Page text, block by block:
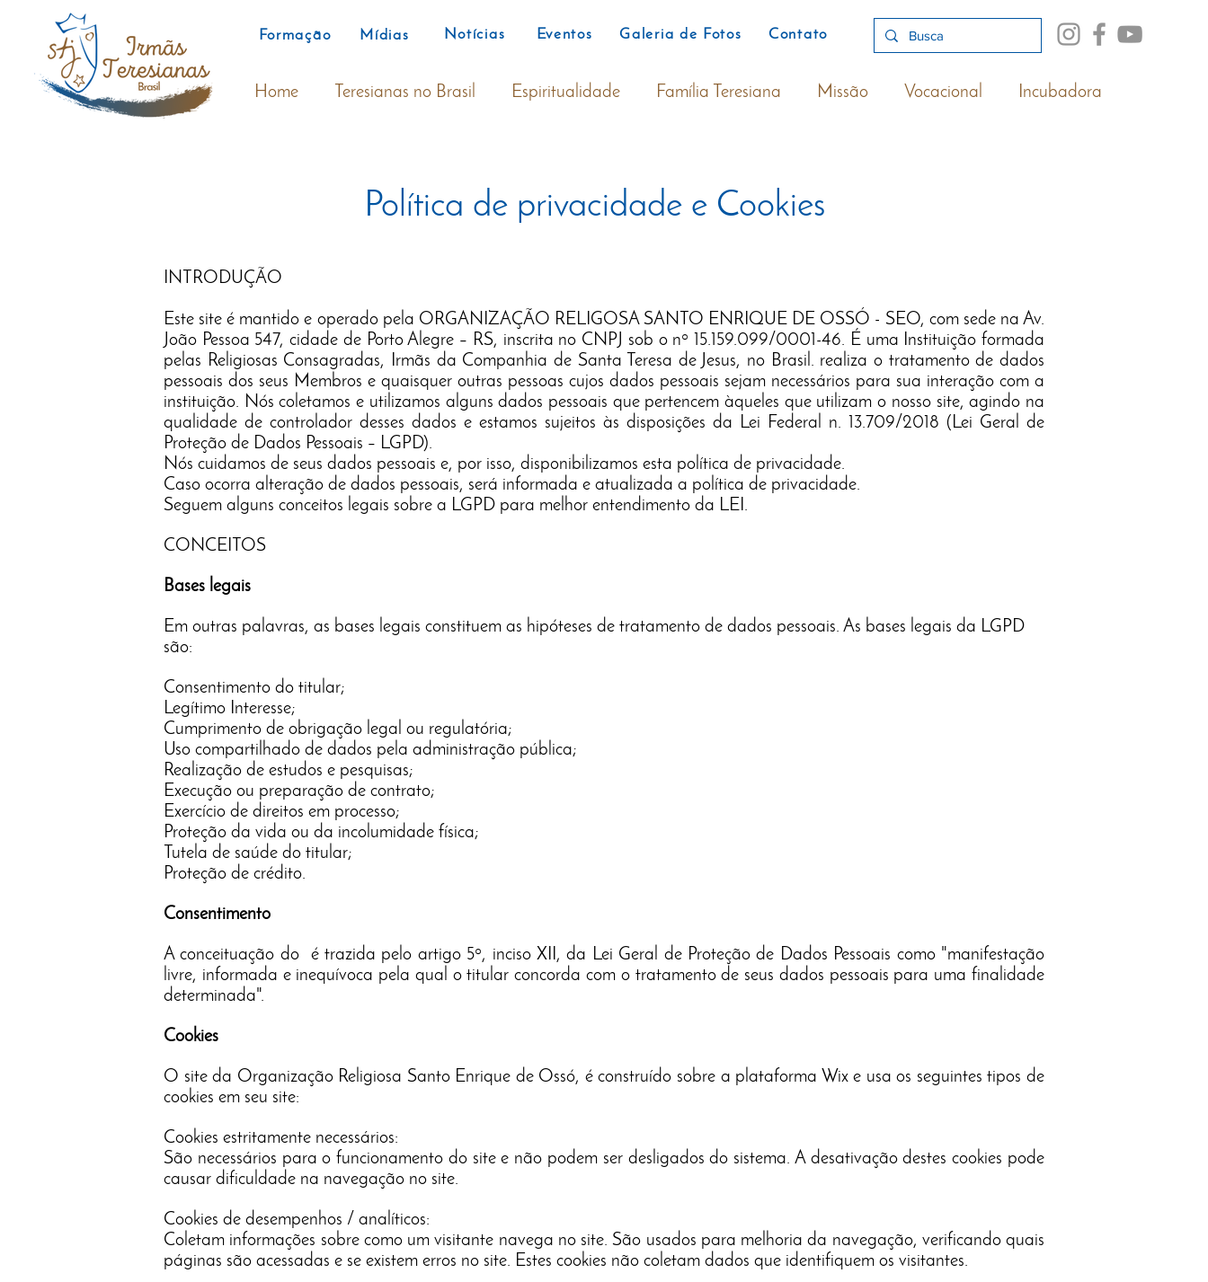
Formação Mídias Notícias Eventos Contato
Home Teresianas no Brasil Espiritualidade Família Teresiana Missão Vocacional Incubadora
Galeria de Fotos
Política de privacidade e Cookies
INTRODUÇÃO
Este site é mantido e operado pela ORGANIZAÇÃO RELIGOSA SANTO ENRIQUE DE OSSÓ - SEO, com sede na Av.
João Pessoa 547, cidade de Porto Alegre – RS, inscrita no CNPJ sob o nº 15.159.099/0001-46. É uma Instituição formada
pelas Religiosas Consagradas, Irmãs da Companhia de Santa Teresa de Jesus, no Brasil. realiza o tratamento de dados
pessoais dos seus Membros e quaisquer outras pessoas cujos dados pessoais sejam necessários para sua interação com a
instituição. Nós coletamos e utilizamos alguns dados pessoais que pertencem àqueles que utilizam o nosso site, agindo na
qualidade de controlador desses dados e estamos sujeitos às disposições da Lei Federal n. 13.709/2018 (Lei Geral de
Proteção de Dados Pessoais – LGPD).
Nós cuidamos de seus dados pessoais e, por isso, disponibilizamos esta política de privacidade.
Caso ocorra alteração de dados pessoais, será informada e atualizada a política de privacidade.
Seguem alguns conceitos legais sobre a LGPD para melhor entendimento da LEI.
CONCEITOS
Bases legais
Em outras palavras, as bases legais constituem as hipóteses de tratamento de dados pessoais. As bases legais da LGPD
são:
Consentimento do titular;
Legítimo Interesse;
Cumprimento de obrigação legal ou regulatória;
Uso compartilhado de dados pela administração pública;
Realização de estudos e pesquisas;
Execução ou preparação de contrato;
Exercício de direitos em processo;
Proteção da vida ou da incolumidade física;
Tutela de saúde do titular;
Proteção de crédito.
Consentimento
A conceituação do é trazida pelo artigo 5º, inciso XII, da Lei Geral de Proteção de Dados Pessoais como "manifestação
livre, informada e inequívoca pela qual o titular concorda com o tratamento de seus dados pessoais para uma finalidade
determinada".
Cookies
O site da Organização Religiosa Santo Enrique de Ossó, é construído sobre a plataforma Wix e usa os seguintes tipos de
cookies em seu site:
Cookies estritamente necessários:
São necessários para o funcionamento do site e não podem ser desligados do sistema. A desativação destes cookies pode
causar dificuldade na navegação no site.
Cookies de desempenhos / analíticos:
Coletam informações sobre como um visitante navega no site. São usados para melhoria da navegação, verificando quais
páginas são acessadas e se existem erros no site. Estes cookies não coletam dados que identifiquem os visitantes.